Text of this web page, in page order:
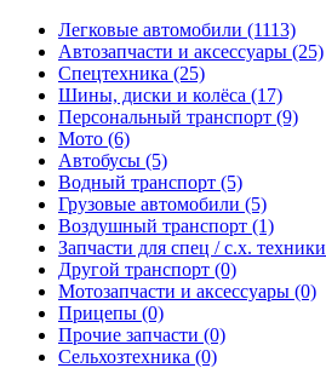
Легковые автомобили (1113)
Автозапчасти и аксессуары (25)
Спецтехника (25)
Шины, диски и колёса (17)
Персональный транспорт (9)
Мото (6)
Автобусы (5)
Водный транспорт (5)
Грузовые автомобили (5)
Воздушный транспорт (1)
Запчасти для спец / с.х. техники
Другой транспорт (0)
Мотозапчасти и аксессуары (0)
Прицепы (0)
Прочие запчасти (0)
Сельхозтехника (0)